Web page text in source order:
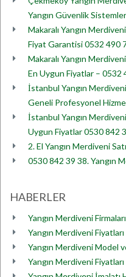
Yangın Güvenlik
Makaralı Yangın
Fiyat Garantisi 0532 490
Makaralı Yangın
En Uygun Fiyatlar – 0532
İstanbul Yangın
Geneli Profesyonel
İstanbul Yangın
Uygun Fiyatlar 0530 842
2. El Yangın Merdiveni
0530 842 39 38. Yangın
HABERLER
Yangın Merdiveni Firmaları
Yangın Merdiveni Fiyatları
Yangın Merdiveni Model
Yangın Merdiveni Fiyatları